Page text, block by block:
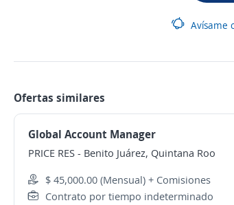
Avísame
Ofertas similares
Global Account Manager
PRICE RES - Benito Juárez, Quintana Roo
$ 45,000.00 (Mensual) + Comisiones
Contrato por tiempo indeterminado